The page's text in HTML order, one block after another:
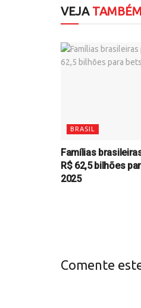
VEJATAMBÉM
BRASIL
Famílias
R$ 62,5 bilhões
2025
Comente